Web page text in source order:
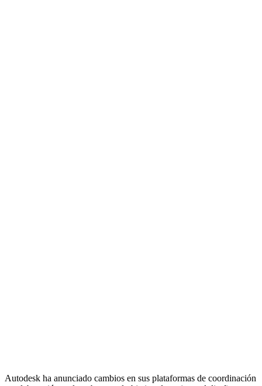
Autodesk ha anunciado cambios en sus plataformas de coordinación